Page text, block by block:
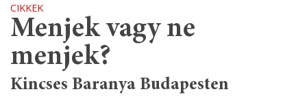
CIKKEK
Menjek vagy ne
menjek?
Kincses Baranya Budapesten